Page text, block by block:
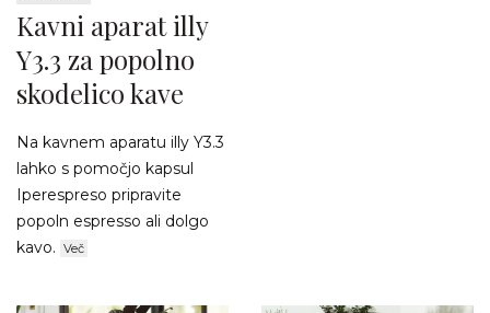
Kavni aparat illy
Y3.3 za popolno
skodelico kave
Na kavnem aparatu illy Y3.3
lahko s pomočjo kapsul
Iperespreso pripravite
popoln espresso ali dolgo
kavo. Več